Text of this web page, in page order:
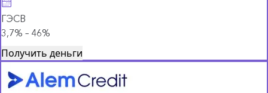
ГЭСВ
3,7% – 46%
Получить деньги